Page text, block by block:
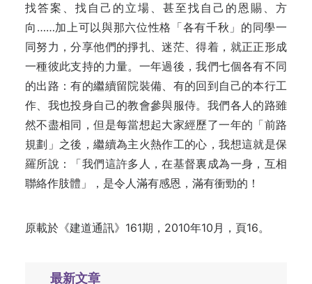
找答案、找自己的立場、甚至找自己的恩賜、方
向……加上可以與那六位性格「各有千秋」的同學一
同努力，分享他們的掙扎、迷茫、得着，就正正形成
一種彼此支持的力量。一年過後，我們七個各有不同
的出路：有的繼續留院裝備、有的回到自己的本行工
作、我也投身自己的教會參與服侍。我們各人的路雖
然不盡相同，但是每當想起大家經歷了一年的「前路
規劃」之後，繼續為主火熱作工的心，我想這就是保
羅所說：「我們這許多人，在基督裏成為一身，互相
聯絡作肢體」，是令人滿有感恩，滿有衝勁的！
原載於《建道通訊》161期，2010年10月，頁16。
最新文章